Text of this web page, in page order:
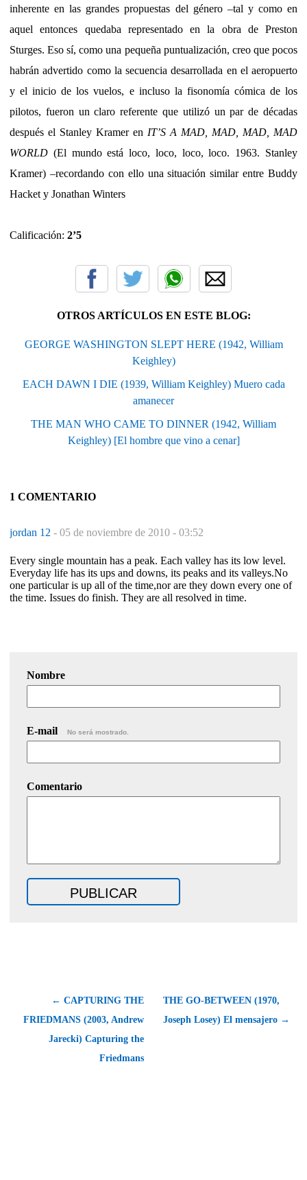
inherente en las grandes propuestas del género –tal y como en
aquel entonces quedaba representado en la obra de Preston
Sturges. Eso sí, como una pequeña puntualización, creo que pocos
habrán advertido como la secuencia desarrollada en el aeropuerto
y el inicio de los vuelos, e incluso la fisonomía cómica de los
pilotos, fueron un claro referente que utilizó un par de décadas
después el Stanley Kramer en IT’S A MAD, MAD, MAD, MAD
WORLD (El mundo está loco, loco, loco, loco. 1963. Stanley
Kramer) –recordando con ello una situación similar entre Buddy
Hacket y Jonathan Winters
Calificación: 2’5
OTROS ARTÍCULOS EN ESTE BLOG:
GEORGE WASHINGTON SLEPT HERE (1942, William
Keighley)
EACH DAWN I DIE (1939, William Keighley) Muero cada
amanecer
THE MAN WHO CAME TO DINNER (1942, William
Keighley) [El hombre que vino a cenar]
1 COMENTARIO
jordan 12 - 05 de noviembre de 2010 - 03:52
Every single mountain has a peak. Each valley has its low level.
Everyday life has its ups and downs, its peaks and its valleys.No
one particular is up all of the time,nor are they down every one of
the time. Issues do finish. They are all resolved in time.
Nombre
E-mail No será mostrado.
Comentario
← CAPTURING THE
FRIEDMANS (2003, Andrew
Jarecki) Capturing the
Friedmans
THE GO-BETWEEN (1970,
Joseph Losey) El mensajero →